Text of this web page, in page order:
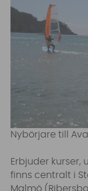
Nybörjare till
Erbjuder kurser,
finns centralt i
Malmö